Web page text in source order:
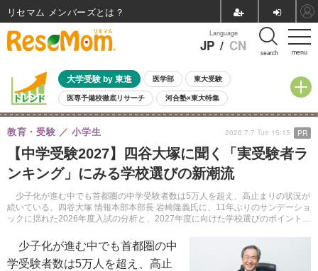
menu
Language
JP / CN search
大学受験 by 東進 医学部 東大受験
医専予備校徹底リサーチ 河合塾×東大特集
親子で考える大学選び 高校受験 中学受験 小学校受験
共通テスト 夏休み
8月開催イベント・WS 全国公立高校 過去問 人気記事
自由研究教材（小学生向け） 自由研究教材（中学生向け）
【中学受験2027】四谷大塚に聞く「実受験者ラ
ンキング」にみる学校選びの新潮流
少子化が進む中でも首都圏の中学受験者数は5万人を超え、高止まりの状況が
続いている。四谷大塚 情報本部本部長 岩崎隆義氏に、11年ぶりのサンデーショ
ックに揺れた2026年度入試の分析と、2027年度に向けた学校選びのポイントに
教育・受験 小学生 2026.7.7 Tue 15:15 PR
少子化が進む中でも首都圏の中
学受験者数は5万人を超え、高止
リセマム メンバーズ